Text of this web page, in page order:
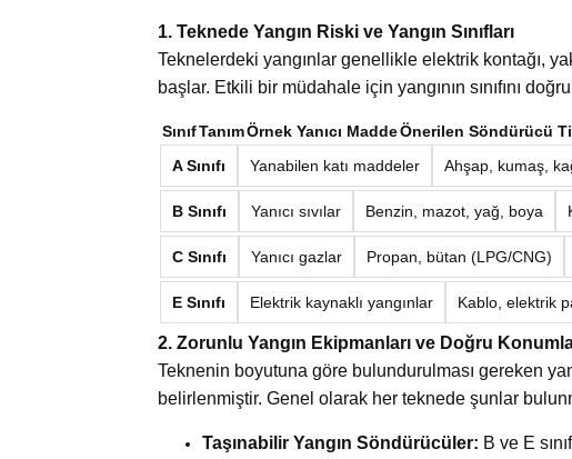
1. Teknede Yangın Riski ve Yangın Sınıfları
Teknelerdeki yangınlar genellikle elektrik kontağı,
başlar. Etkili bir müdahale için yangının sınıfını
SınıfTanımÖrnek Yanıcı MaddeÖnerilen Söndürücü
A Sınıfı
Yanabilen katı maddeler Ahşap, kumaş,
B Sınıfı Yanıcı sıvılar Benzin, mazot, yağ, boya
C Sınıfı Yanıcı gazlar Propan, bütan (LPG/CNG)
E Sınıfı Elektrik kaynaklı yangınlar Kablo, elektrik
2. Zorunlu Yangın Ekipmanları ve Doğru
Teknenin boyutuna göre bulundurulması gereken
belirlenmiştir. Genel olarak her teknede şunlar
Taşınabilir Yangın Söndürücüler: B ve E